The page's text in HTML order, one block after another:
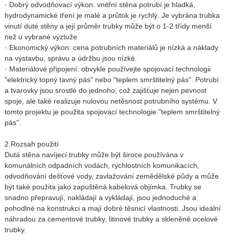
· Dobrý odvodňovací výkon: vnitřní stěna potrubí je hladká,
hydrodynamické tření je malé a průtok je rychlý. Je vybrána trubka
vinutí duté stěny a její průměr trubky může být o 1-2 třídy menší
než u vybrané výztuže
· Ekonomický výkon: cena potrubních materiálů je nízká a náklady
na výstavbu, správu a údržbu jsou nízké.
· Materiálové připojení: obvykle používejte spojovací technologii
"elektrický topný tavný pás" nebo "teplem smrštitelný pás". Potrubí
a tvarovky jsou srostlé do jednoho, což zajišťuje nejen pevnost
spoje, ale také realizuje nulovou netěsnost potrubního systému. V
tomto projektu je použita spojovací technologie "teplem smrštitelný
pás".
2. Rozsah použití
Dutá stěna navíjecí trubky může být široce používána v
komunálních odpadních vodách, rychlostních komunikacích,
odvodňování dešťové vody, zavlažování zemědělské půdy a může
být také použita jako zapuštěná kabelová objímka. Trubky se
snadno přepravují, nakládají a vykládají, jsou jednoduché a
pohodlné na konstrukci a mají dobré těsnicí vlastnosti. Jsou ideální
náhradou za cementové trubky, litinové trubky a skleněné ocelové
trubky.